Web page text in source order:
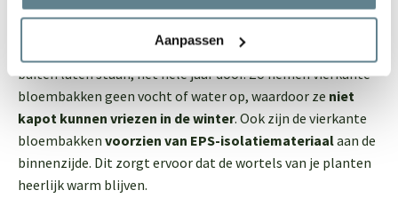
Aanpassen
buiten staan!
. Je kunt de vierkante bloembakken
buiten laten staan, het hele jaar door. Zo nemen vierkante
bloembakken geen vocht of water op, waardoor ze niet
kapot kunnen vriezen in de winter. Ook zijn de vierkante
bloembakken voorzien van EPS-isolatiemateriaalaan de
binnenzijde. Dit zorgt ervoor dat de wortels van je planten
heerlijk warm blijven.